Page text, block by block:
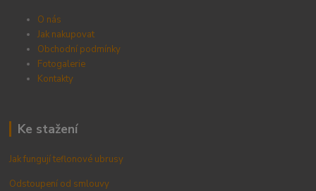
O nás
Jak nakupovat
Obchodní podmínky
Fotogalerie
Kontakty
Ke stažení
Jak fungují teflonové ubrusy
Odstoupení od smlouvy